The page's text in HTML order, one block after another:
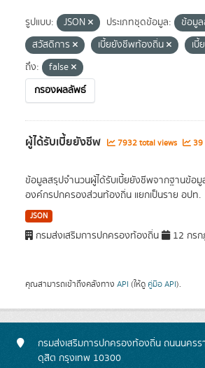
รูปแบบ: JSON ประเภทชุดข้อมูล: ข้อมู
สวัสดิการ
เบี้ยยังชีพท้องถิ่น เ
ถึง:
false
กรองผลลัพธ์
ผู้ได้รับเบี้ยยังชีพ 7932 total views 39
ข้อมูลสรุปจำนวนผู้ได้รับเบี้ยยังชีพจากฐานข้อ
องค์กรปกครองส่วนท้องถิ่น แยกเป็นราย อปท.
JSON
กรมส่งเสริมการปกครองท้องถิ่น 12 กรก
คุณสามารถเข้าถึงคลังทาง API (ให้ดู คู่มือ API).
กรมส่งเสริมการปกครองท้องถิ่น ถนนนครร
ดุสิต กรุงเทพ 10300